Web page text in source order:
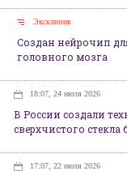
Эксклюзив
Создан нейрочип
головного мозга
18:07, 24 июля 2026
В России создали
сверхчистого
17:07, 22 июля 2026